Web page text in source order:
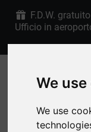
F.D.W.
Ufficio in
+30
We
We use